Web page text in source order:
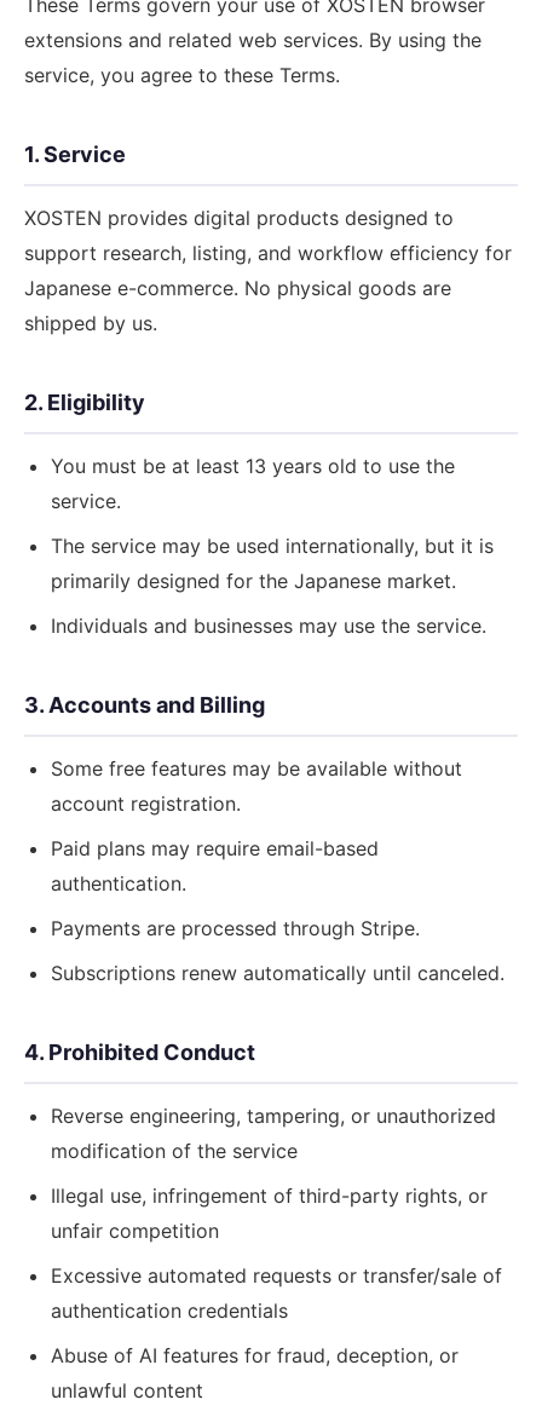
These Terms govern your use of XOSTEN browser
extensions and related web services. By using the
service, you agree to these Terms.
1. Service
XOSTEN provides digital products designed to
support research, listing, and workflow efficiency for
Japanese e-commerce. No physical goods are
shipped by us.
2. Eligibility
You must be at least 13 years old to use the
service.
The service may be used internationally, but it is
primarily designed for the Japanese market.
Individuals and businesses may use the service.
3. Accounts and Billing
Some free features may be available without
account registration.
Paid plans may require email-based
authentication.
Payments are processed through Stripe.
Subscriptions renew automatically until canceled.
4. Prohibited Conduct
Reverse engineering, tampering, or unauthorized
modification of the service
Illegal use, infringement of third-party rights, or
unfair competition
Excessive automated requests or transfer/sale of
authentication credentials
Abuse of AI features for fraud, deception, or
unlawful content